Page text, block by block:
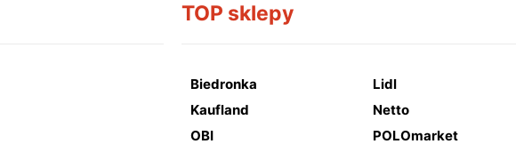
TOP sklepy
Biedronka Lidl
Kaufland
Netto
OBI
POLOmarket